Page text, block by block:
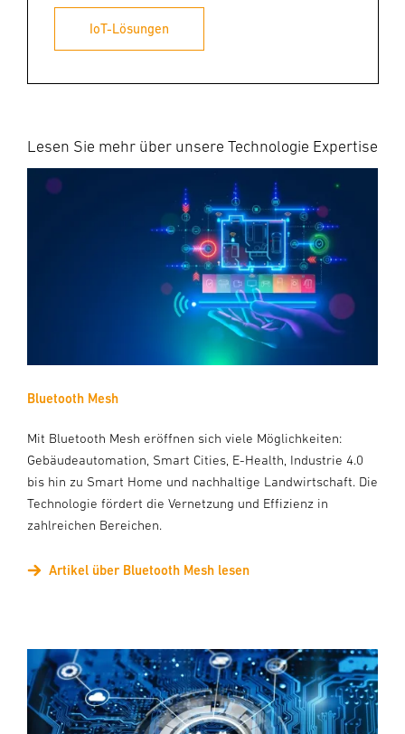
IoT-Lösungen
Lesen Sie mehr über unsere Technologie Expertise
Bluetooth Mesh
Mit Bluetooth Mesh eröffnen sich viele Möglichkeiten:
Gebäudeautomation, Smart Cities, E-Health, Industrie 4.0
bis hin zu Smart Home und nachhaltige Landwirtschaft. Die
Technologie fördert die Vernetzung und Effizienz in
zahlreichen Bereichen.
Artikel über Bluetooth Mesh lesen